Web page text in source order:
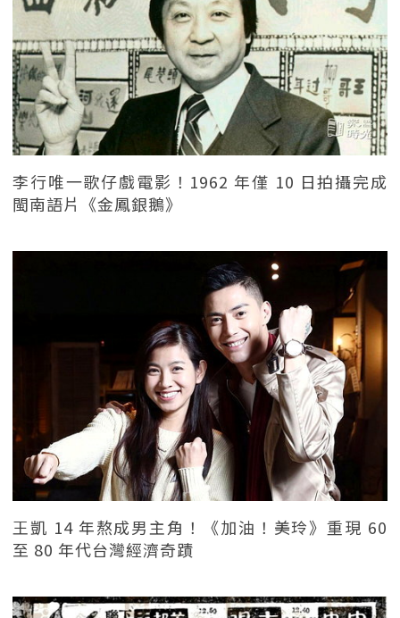
李行唯一歌仔戲電影！1962 年僅 10 日拍攝完成
閩南語片《金鳳銀鵝》
王凱 14 年熬成男主角！《加油！美玲》重現 60
至 80 年代台灣經濟奇蹟